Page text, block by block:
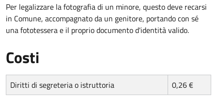
Per legalizzare la fotografia di un minore, questo deve recarsi
in Comune, accompagnato da un genitore, portando con sé
una fototessera e il proprio documento d'identità valido.
Costi
Diritti di segreteria o istruttoria 0,26 €